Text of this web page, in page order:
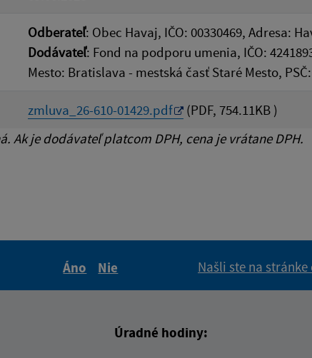
Odberateľ: Obec Havaj, IČO: 00330469, Adresa:
Dodávateľ: Fond na podporu umenia, IČO:
Mesto: Bratislava - mestská časť Staré Mesto,
zmluva_26-610-01429.pdf
(PDF, 754.11KB )
Ak je dodávateľ platcom DPH, cena je vrátane DPH.
Áno
Nie
Našli ste na stránke
Úradné hodiny: